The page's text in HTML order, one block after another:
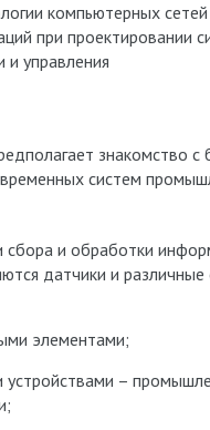
компьютерных
при проектировании
и управления
знакомство с
систем
и обработки
датчики и различные
элементами;
–